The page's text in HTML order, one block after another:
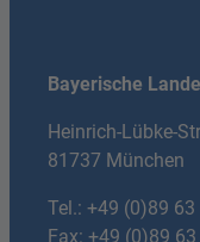
Bayerische
Heinrich-Lübke-
81737 München
Tel.: +49 (0)89 63
Fax: +49 (0)89